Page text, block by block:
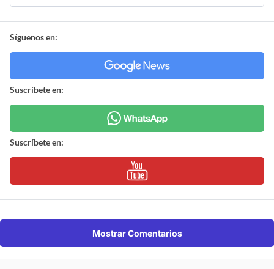
Síguenos en:
Suscríbete en:
Suscríbete en:
Mostrar Comentarios